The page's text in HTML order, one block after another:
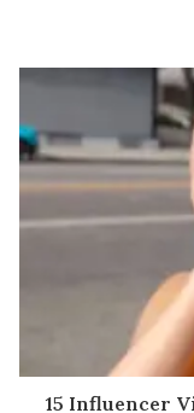
15 Influencer